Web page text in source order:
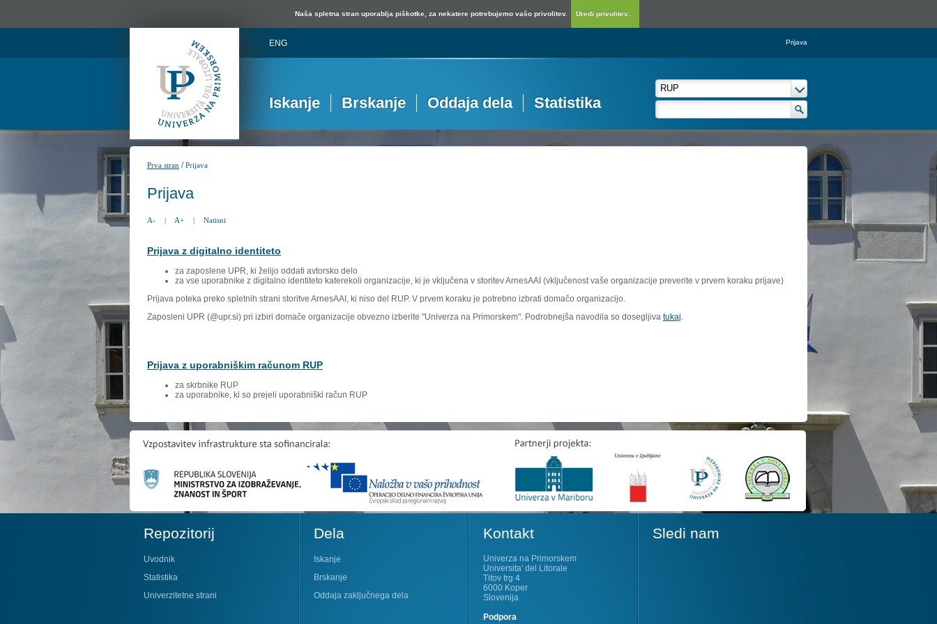
Naša spletna stran uporablja piškotke, za nekatere potrebujemo vašo privolitev. Uredi privolitev...
ENG Prijava
Iskanje Brskanje Oddaja dela Statistika
Prva stran /Prijava
Prijava
A- | A+ | Natisni
Prijava z digitalno identiteto
za zaposlene UPR, ki želijo oddati avtorsko delo
za vse uporabnike z digitalno identiteto katerekoli organizacije, ki je vključena v storitev ArnesAAI (vključenost vaše organizacije preverite v prvem koraku prijave)
Prijava poteka preko spletnih strani storitve ArnesAAI, ki niso del RUP. V prvem koraku je potrebno izbrati domačo organizacijo.
Zaposleni UPR (@upr.si) pri izbiri domače organizacije obvezno izberite "Univerza na Primorskem". Podrobnejša navodila so dosegljiva tukaj
Prijava z uporabniškim računom RUP
za skrbnike RUP
za uporabnike, ki so prejeli uporabniški račun RUP
Repozitorij
Uvodnik
Statistika
Univerzitetne strani
Dela
Iskanje
Brskanje
Oddaja zaključnega dela
Kontakt
Univerza na Primorskem
Universita' del Litorale
Titov trg 4
6000 Koper
Slovenija
Podpora
Sledi nam